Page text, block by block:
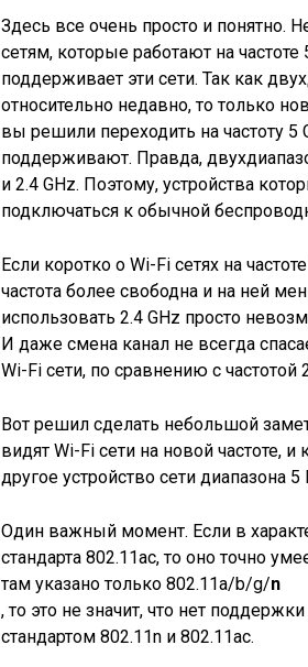
Здесь все очень просто и понятно.
сетям, которые работают на
поддерживает эти сети. Так как
относительно недавно, то только
вы решили переходить на частоту 5
поддерживают. Правда,
и 2.4 GHz. Поэтому, устройства
подключаться к обычной
Если коротко о Wi-Fi сетях на
частота более свободна и на ней
использовать 2.4 GHz просто
И даже смена канал не всегда
Wi-Fi сети, по сравнению с частотой
Вот решил сделать небольшой
видят Wi-Fi сети на новой частоте,
другое устройство сети диапазона 5
Один важный момент. Если в
стандарта 802.11ac, то оно точно
там указано только 802.11a/b/g/n
, то это не значит, что нет
стандартом 802.11n и 802.11ac.